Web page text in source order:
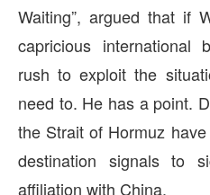
Waiting”, argued that if
capricious international
rush to exploit the
need to. He has a point.
the Strait of Hormuz
destination signals to
affiliation with China.